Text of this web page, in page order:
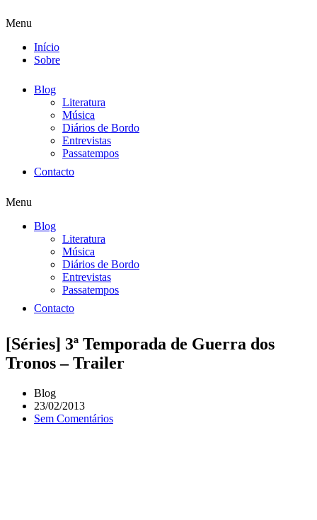
Menu
Início
Sobre
Blog
Literatura
Música
Diários de Bordo
Entrevistas
Passatempos
Contacto
Menu
Blog
Literatura
Música
Diários de Bordo
Entrevistas
Passatempos
Contacto
[Séries] 3ª Temporada de Guerra dos
Tronos – Trailer
Blog
23/02/2013
Sem Comentários